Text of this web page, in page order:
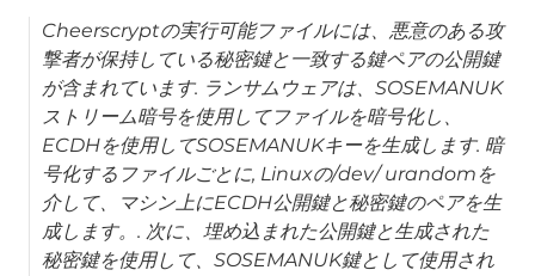
Cheerscryptの実行可能ファイルには、悪意のある攻
撃者が保持している秘密鍵と一致する鍵ペアの公開鍵
が含まれています. ランサムウェアは、SOSEMANUK
ストリーム暗号を使用してファイルを暗号化し、
ECDHを使用してSOSEMANUKキーを生成します. 暗
号化するファイルごとに, Linuxの/dev/ urandomを
介して、マシン上にECDH公開鍵と秘密鍵のペアを生
成します。. 次に、埋め込まれた公開鍵と生成された
秘密鍵を使用して、SOSEMANUK鍵として使用され